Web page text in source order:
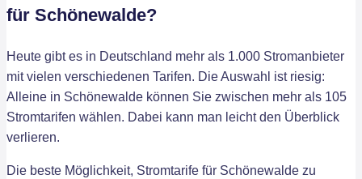
für Schönewalde?
Heute gibt es in Deutschland mehr als 1.000 Stromanbieter
mit vielen verschiedenen Tarifen. Die Auswahl ist riesig:
Alleine in Schönewalde können Sie zwischen mehr als 105
Stromtarifen wählen. Dabei kann man leicht den Überblick
verlieren.
Die beste Möglichkeit, Stromtarife für Schönewalde zu